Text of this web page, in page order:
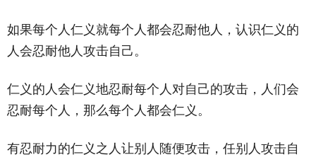
如果每个人仁义就每个人都会忍耐他人，认识仁义的
人会忍耐他人攻击自己。
仁义的人会仁义地忍耐每个人对自己的攻击，人们会
忍耐每个人，那么每个人都会仁义。
有忍耐力的仁义之人让别人随便攻击，任别人攻击自